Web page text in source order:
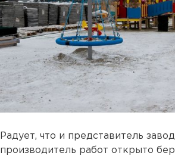
Радует, что и представитель
производитель работ открыто